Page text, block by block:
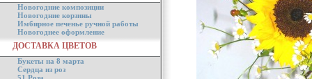
Новогодние композиции
Новогодние корзины
Имбирное печенье ручной работы
Новогоднее оформление
ДОСТАВКА ЦВЕТОВ
Букеты на 8 марта
Сердца из роз